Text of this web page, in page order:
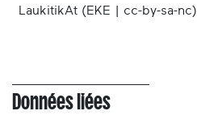
LaukitikAt (EKE | cc-by-sa-nc)
Données liées